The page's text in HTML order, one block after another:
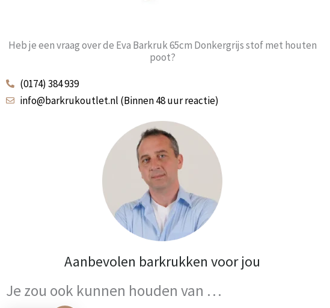
Heb je een vraag over de Eva Barkruk 65cm Donkergrijs stof met houten
poot?
(0174) 384 939
info@barkrukoutlet.nl (Binnen 48 uur reactie)
Aanbevolen barkrukken voor jou
Je zou ook kunnen houden van …